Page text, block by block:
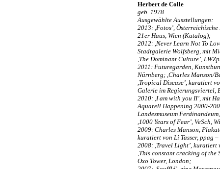
Herbert de Colle
geb. 1978
Ausgewählte Ausstellungen:
2013: ,Fotos’,
21er Haus, Wien (Katalog);
2012: ,Never Learn Not To
Stadtgalerie Wolfsberg, mit
,The Dominant Culture’,
2011: Futuregarden,
Nürnberg; ,Charles Manson/
,Tropical Disease’, kuratiert
Galerie im Regierungsviertel,
2010: ,I am with you II’, mit
Aquarell Happening 2000-
Landesmuseum
,1000 Years of Fear’, VeSch,
2009: Charles Manson,
kuratiert von Li Tasser, ppag
2008: ,Travel Light’, kuratiert
,This constant cracking of the
Oxo Tower, London;